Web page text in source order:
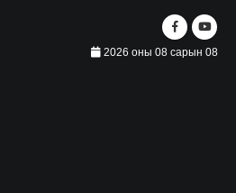
2026 оны 08 сарын 08